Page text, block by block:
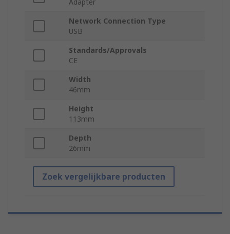
Adapter
Network Connection Type
USB
Standards/Approvals
CE
Width
46mm
Height
113mm
Depth
26mm
Zoek vergelijkbare producten